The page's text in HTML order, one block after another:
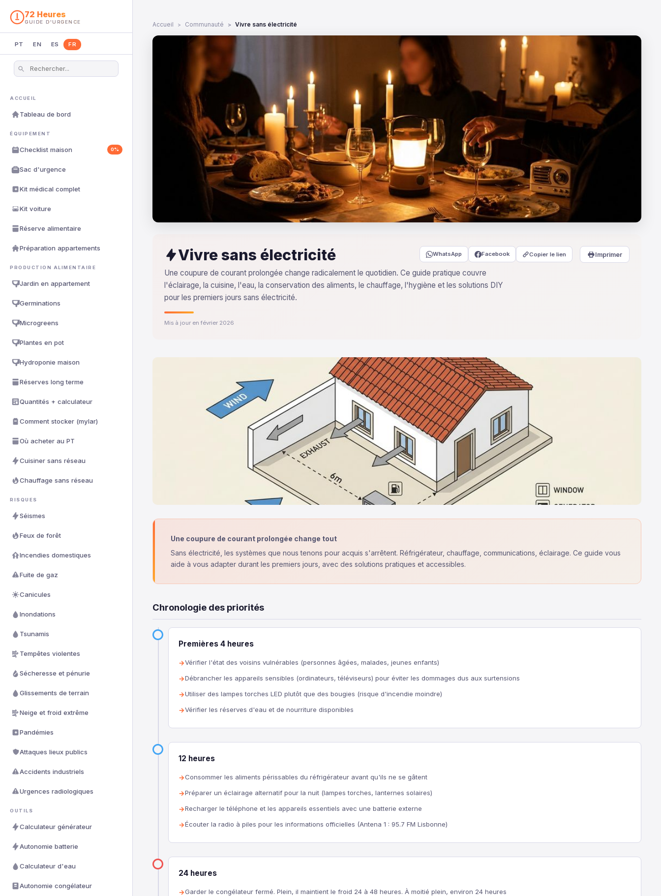
72 Heures
GUIDE D'URGENCE
PT EN ES FR
ACCUEIL
Tableau de bord
ÉQUIPEMENT
Checklist maison 0%
Sac d'urgence
Kit médical complet
Kit voiture
Réserve alimentaire
Préparation appartements
PRODUCTION ALIMENTAIRE
Jardin en appartement
Germinations
Microgreens
Plantes en pot
Hydroponie maison
Réserves long terme
Quantités + calculateur
Comment stocker (mylar)
Où acheter au PT
Cuisiner sans réseau
Chauffage sans réseau
RISQUES
Séismes
Feux de forêt
Incendies domestiques
Fuite de gaz
Canicules
Inondations
Tsunamis
Tempêtes violentes
Sécheresse et pénurie
Glissements de terrain
Neige et froid extrême
Pandémies
Attaques lieux publics
Accidents industriels
Urgences radiologiques
OUTILS
Calculateur générateur
Autonomie batterie
Calculateur d'eau
Autonomie congélateur
Accueil Communauté Vivre sans électricité
Vivre sans électricité
Une coupure de courant prolongée change radicalement le quotidien. Ce guide pratique couvre
l'éclairage, la cuisine, l'eau, la conservation des aliments, le chauffage, l'hygiène et les solutions DIY
pour les premiers jours sans électricité.
Imprimer
Mis à jour en février 2026
WhatsApp Facebook Copier le lien
Une coupure de courant prolongée change tout
Sans électricité, les systèmes que nous tenons pour acquis s'arrêtent. Réfrigérateur, chauffage, communications, éclairage. Ce guide vous
aide à vous adapter durant les premiers jours, avec des solutions pratiques et accessibles.
Chronologie des priorités
Premières 4 heures
Vérifier l'état des voisins vulnérables (personnes âgées, malades, jeunes enfants)
Débrancher les appareils sensibles (ordinateurs, téléviseurs) pour éviter les dommages dus aux surtensions
Utiliser des lampes torches LED plutôt que des bougies (risque d'incendie moindre)
Vérifier les réserves d'eau et de nourriture disponibles
12 heures
Consommer les aliments périssables du réfrigérateur avant qu'ils ne se gâtent
Préparer un éclairage alternatif pour la nuit (lampes torches, lanternes solaires)
Recharger le téléphone et les appareils essentiels avec une batterie externe
Écouter la radio à piles pour les informations officielles (Antena 1 : 95.7 FM Lisbonne)
24 heures
Garder le congélateur fermé. Plein, il maintient le froid 24 à 48 heures. À moitié plein, environ 24 heures